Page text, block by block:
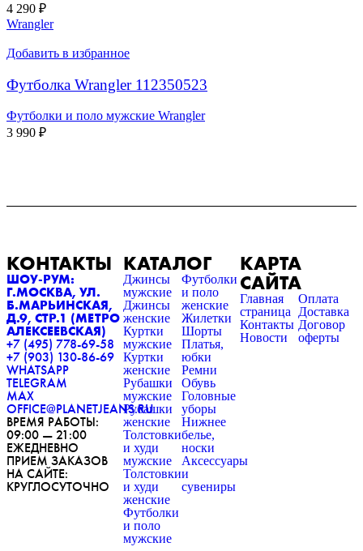
4 290 ₽
Wrangler
Добавить в избранное
Футболка Wrangler 112350523
Футболки и поло мужские Wrangler
3 990 ₽
КОНТАКТЫ
ШОУ-РУМ:
Г.МОСКВА, УЛ.
Б.МАРЬИНСКАЯ,
Д.9, СТР.1 (МЕТРО
АЛЕКСЕЕВСКАЯ)
+7 (495) 778-69-58
+7 (903) 130-86-69
WHATSAPP
TELEGRAM
MAX
OFFICE@PLANETJEANS.RU
ВРЕМЯ РАБОТЫ:
09:00 — 21:00
ЕЖЕДНЕВНО
ПРИЕМ ЗАКАЗОВ
НА САЙТЕ:
КРУГЛОСУТОЧНО
КАТАЛОГ
Джинсы
мужские
Джинсы
женские
Куртки
мужские
Куртки
женские
Рубашки
мужские
Рубашки
женские
Толстовки
и худи
мужские
Толстовки
и худи
женские
Футболки
и поло
мужские
Футболки
и поло
женские
Жилетки
Шорты
Платья,
юбки
Ремни
Обувь
Головные
уборы
Нижнее
белье,
носки
Аксессуары
и
сувениры
КАРТА
САЙТА
Главная
страница
Контакты
Новости
Оплата
Доставка
Договор
оферты